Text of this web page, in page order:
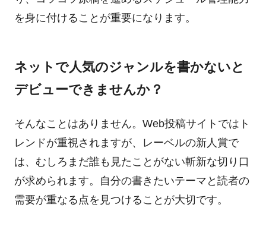
を身に付けることが重要になります。
ネットで人気のジャンルを書かないと
デビューできませんか？
そんなことはありません。Web投稿サイトではト
レンドが重視されますが、レーベルの新人賞で
は、むしろまだ誰も見たことがない斬新な切り口
が求められます。自分の書きたいテーマと読者の
需要が重なる点を見つけることが大切です。